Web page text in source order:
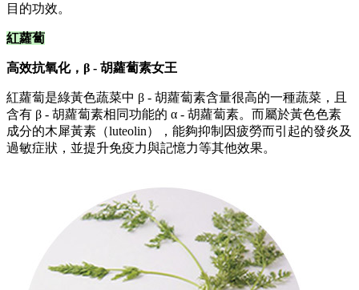
目的功效。
紅蘿蔔
高效抗氧化，β - 胡蘿蔔素女王
紅蘿蔔是綠黃色蔬菜中 β - 胡蘿蔔素含量很高的一種蔬菜，且
含有 β - 胡蘿蔔素相同功能的 α - 胡蘿蔔素。而屬於黃色色素
成分的木犀黃素（luteolin），能夠抑制因疲勞而引起的發炎及
過敏症狀，並提升免疫力與記憶力等其他效果。